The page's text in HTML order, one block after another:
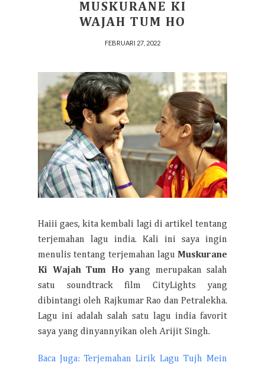
MUSKURANE KI
WAJAH TUM HO
FEBRUARI 27, 2022
Haiii gaes, kita kembali lagi di artikel tentang
terjemahan lagu india. Kali ini saya ingin
menulis tentang terjemahan lagu Muskurane
Ki Wajah Tum Ho yang merupakan salah
satu soundtrack film CityLights yang
dibintangi oleh Rajkumar Rao dan Petralekha.
Lagu ini adalah salah satu lagu india favorit
saya yang dinyannyikan oleh Arijit Singh.
Baca Juga: Terjemahan Lirik Lagu Tujh Mein